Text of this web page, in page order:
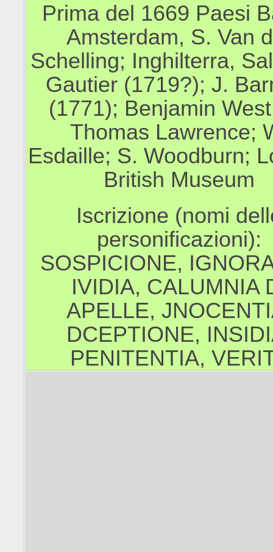
Prima del 1669 Paesi
Amsterdam, S. Van
Schelling; Inghilterra,
Gautier (1719?); J.
(1771); Benjamin
Thomas Lawrence;
Esdaille; S. Woodburn;
British Museum
Iscrizione (nomi
personificazioni):
SOSPICIONE,
IVIDIA, CALUMNIA
APELLE,
DCEPTIONE,
PENITENTIA,